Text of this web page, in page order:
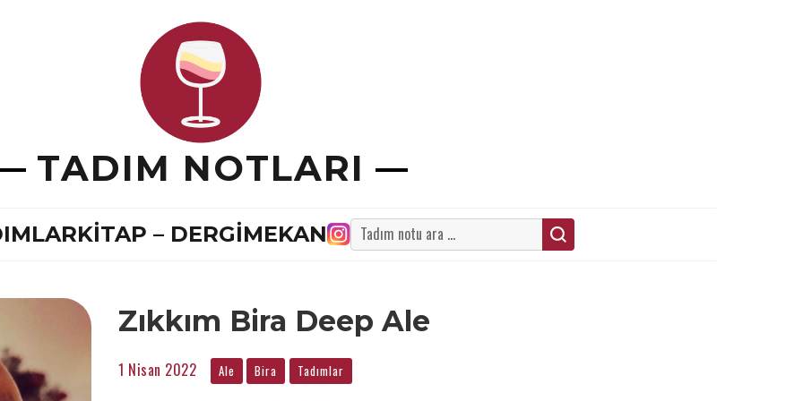
TADIM NOTLARI
KITAP – DERGIMEKAN
TADIM
NOTU
ARA
Zıkkım Bira Deep Ale
1 Nisan 2022 Ale Bira Tadımlar